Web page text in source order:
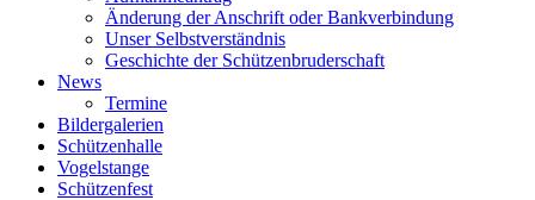
Änderung der Anschrift oder Bankverbindung
Unser Selbstverständnis
Geschichte der Schützenbruderschaft
News
Termine
Bildergalerien
Schützenhalle
Vogelstange
Schützenfest